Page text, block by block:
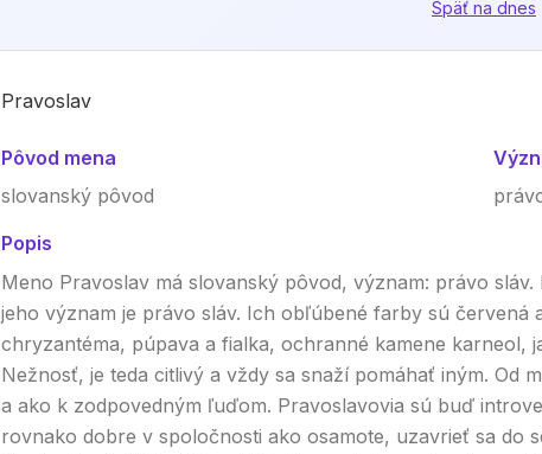
Späť na dnes
Pravoslav
Pôvod mena
slovanský pôvod
Popis
Meno Pravoslav má slovanský pôvod, význam: právo
jeho význam je právo sláv. Ich obľúbené farby sú červená
chryzantéma, púpava a fialka, ochranné kamene karneol,
Nežnosť, je teda citlivý a vždy sa snaží pomáhať iným. Od
a ako k zodpovedným ľuďom. Pravoslavovia sú buď
rovnako dobre v spoločnosti ako osamote, uzavrieť sa do